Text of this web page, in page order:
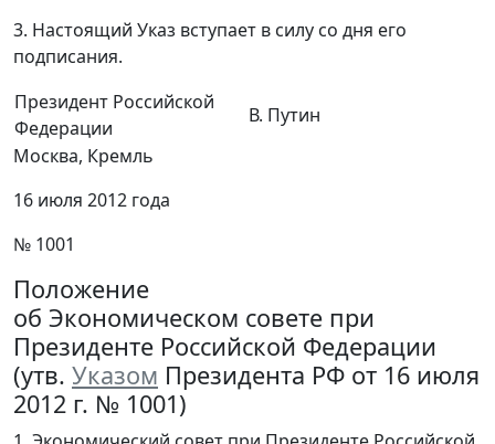
3. Настоящий Указ вступает в силу со дня его
подписания.
Президент Российской
Федерации
В. Путин
Москва, Кремль
16 июля 2012 года
№ 1001
Положение
об Экономическом совете при
Президенте Российской Федерации
(утв. Указом Президента РФ от 16 июля
2012 г. № 1001)